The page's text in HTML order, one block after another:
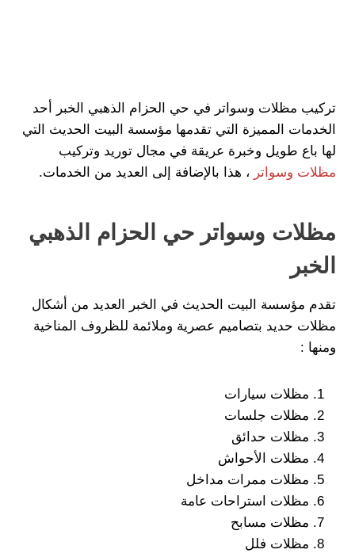
تركيب مظلات وسواتر في حي الحزام الذهبي الخبر أحد
الخدمات المميزة التي تقدمها مؤسسة البيت الحديث التي
لها باع طويل وخبرة عريقة في مجال توريد وتركيب
مظلات وسواتر ، هذا بالإضافة إلى العديد من الخدمات.
مظلات وسواتر حي الحزام الذهبي
الخبر
تقدم مؤسسة البيت الحديث في الخبر العديد من أشكال
مظلات حديد بتصاميم عصرية وملائمة للظروف المناخية
ومنها :
مظلات سيارات
مظلات جلسات
مظلات حدائق
مظلات الأحواش
مظلات ممرات مداخل
مظلات استراحات عامة
مظلات مسابح
مظلات فلل